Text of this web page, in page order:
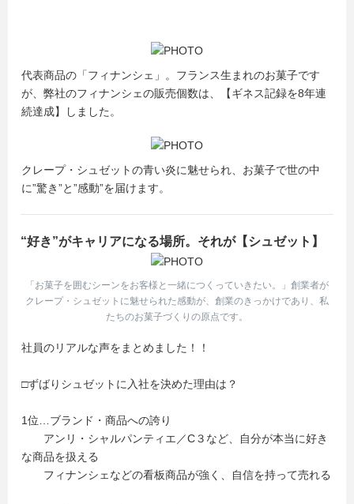
就活のヒントがきっと見つかります。
【現役社員の声はこちら】
https://x.gd/fqGAv
代表商品の「フィナンシェ」。フランス生まれのお菓子です
が、弊社のフィナンシェの販売個数は、【ギネス記録を8年連
続達成】しました。
クレープ・シュゼットの青い炎に魅せられ、お菓子で世の中
に”驚き”と”感動”を届けます。
“好き”がキャリアになる場所。それが【シュゼット】
「お菓子を囲むシーンをお客様と一緒につくっていきたい。」創業者が
クレープ・シュゼットに魅せられた感動が、創業のきっかけであり、私
たちのお菓子づくりの原点です。
社員のリアルな声をまとめました！！
□ずばりシュゼットに入社を決めた理由は？
1位…ブランド・商品への誇り
アンリ・シャルパンティエ／C３など、自分が本当に好き
な商品を扱える
フィナンシェなどの看板商品が強く、自信を持って売れる